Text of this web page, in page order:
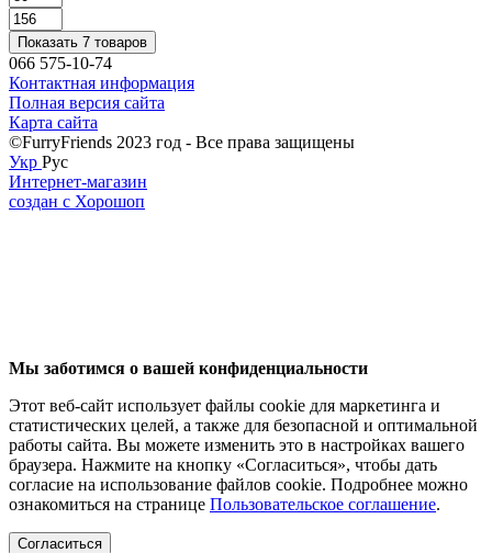
Показать 7 товаров
066 575-10-74
Контактная информация
Полная версия сайта
Карта сайта
©FurryFriends 2023 год - Все права защищены
Укр Рус
Интернет-магазин
создан с Хорошоп
Мы заботимся о вашей конфиденциальности
Этот веб-сайт использует файлы cookie для маркетинга и
статистических целей, а также для безопасной и оптимальной
работы сайта. Вы можете изменить это в настройках вашего
браузера. Нажмите на кнопку «Согласиться», чтобы дать
согласие на использование файлов cookie. Подробнее можно
ознакомиться на странице Пользовательское соглашение.
Согласиться